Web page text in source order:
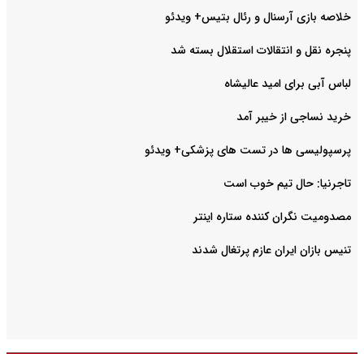
خلاصه بازی آرسنال و رئال بتیس+ ویدئو
پنجره نقل و انتقالات استقلال بسته شد
لباس آبی برای امید عالیشاه
خرید نساجی از خیبر آمد
پرسپولیسی ها در تست های پزشکی+ ویدئو
تاجرنیا: حال تیم خوب است
مصدومیت نگران کننده ستاره اینتر
تنیس بازان ایران عازم پرتغال شدند